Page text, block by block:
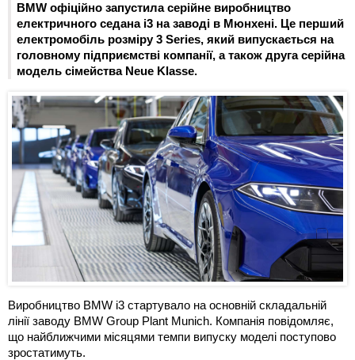
BMW офіційно запустила серійне виробництво
електричного седана i3 на заводі в Мюнхені. Це перший
електромобіль розміру 3 Series, який випускається на
головному підприємстві компанії, а також друга серійна
модель сімейства Neue Klasse.
Виробництво BMW i3 стартувало на основній складальній
лінії заводу BMW Group Plant Munich. Компанія повідомляє,
що найближчими місяцями темпи випуску моделі поступово
зростатимуть.